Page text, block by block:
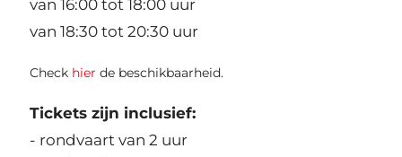
van 16:00 tot 18:00 uur
van 18:30 tot 20:30 uur
Check hier de beschikbaarheid.
Tickets zijn inclusief:
- rondvaart van 2 uur